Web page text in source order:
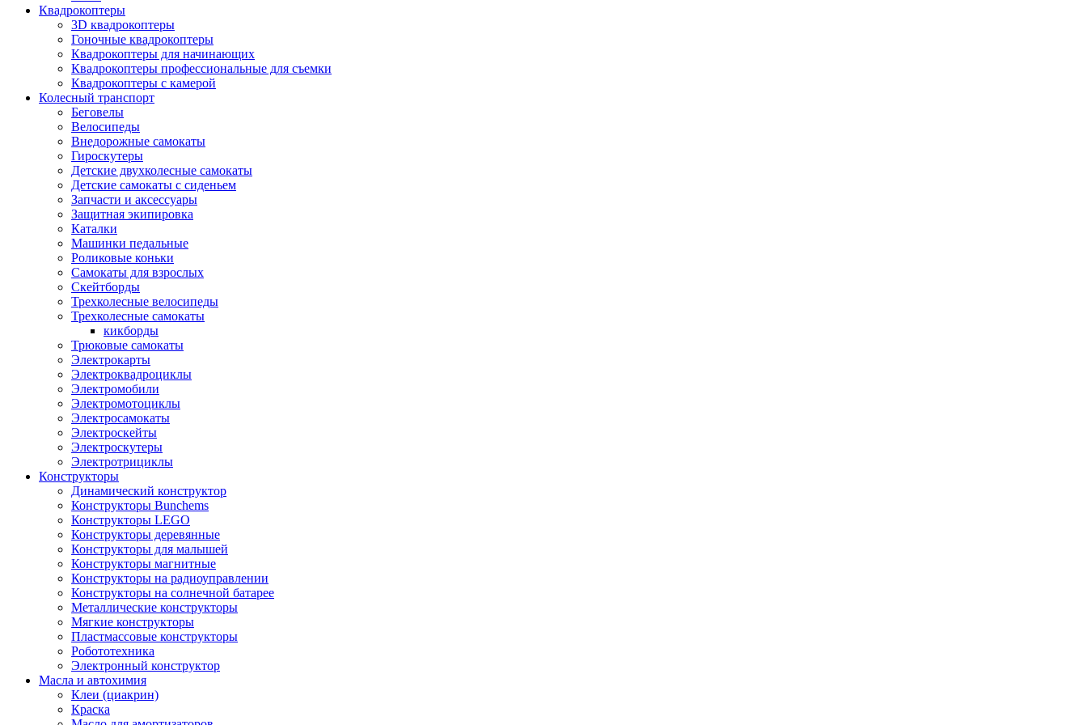
Квадрокоптеры
3D квадрокоптеры
Гоночные квадрокоптеры
Квадрокоптеры для начинающих
Квадрокоптеры профессиональные для съемки
Квадрокоптеры с камерой
Колесный транспорт
Беговелы
Велосипеды
Внедорожные самокаты
Гироскутеры
Детские двухколесные самокаты
Детские самокаты с сиденьем
Запчасти и аксессуары
Защитная экипировка
Каталки
Машинки педальные
Роликовые коньки
Самокаты для взрослых
Скейтборды
Трехколесные велосипеды
Трехколесные самокаты
кикборды
Трюковые самокаты
Электрокарты
Электроквадроциклы
Электромобили
Электромотоциклы
Электросамокаты
Электроскейты
Электроскутеры
Электротрициклы
Конструкторы
Динамический конструктор
Конструкторы Bunchems
Конструкторы LEGO
Конструкторы деревянные
Конструкторы для малышей
Конструкторы магнитные
Конструкторы на радиоуправлении
Конструкторы на солнечной батарее
Металлические конструкторы
Мягкие конструкторы
Пластмассовые конструкторы
Робототехника
Электронный конструктор
Масла и автохимия
Клеи (циакрин)
Краска